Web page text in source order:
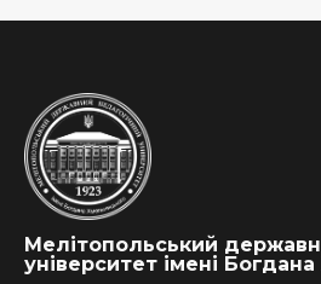
Мелітопольський
університет імені